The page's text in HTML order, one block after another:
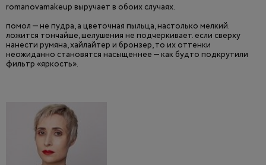
romanovamakeup выручает в обоих случаях.
помол — не пудра, а цветочная пыльца, настолько мелкий.
ложится тончайше, шелушения не подчеркивает. если сверху
нанести румяна, хайлайтер и бронзер, то их оттенки
неожиданно становятся насыщеннее — как будто подкрутили
фильтр «яркость».